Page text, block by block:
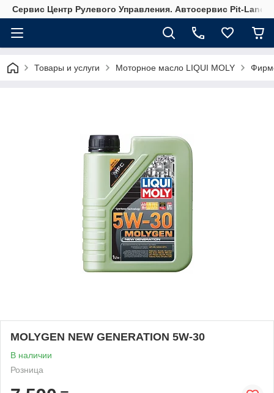
Сервис Центр Рулевого Управления. Автосервис Pit-Lane
Товары и услуги Моторное масло LIQUI MOLY
MOLYGEN NEW GENERATION 5W-30
В наличии
Розница